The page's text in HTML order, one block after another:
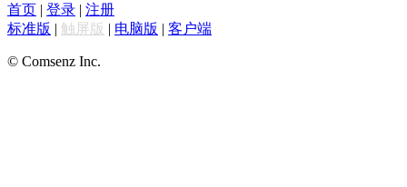
首页 | 登录 | 注册
标准版 | 触屏版 | 电脑版 | 客户端
© Comsenz Inc.